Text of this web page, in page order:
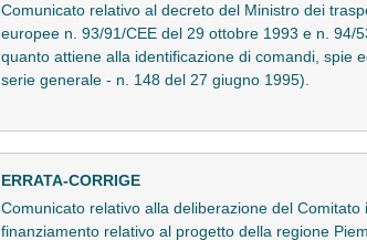
Comunicato relativo al decreto del Ministro dei
europee n. 93/91/CEE del 29 ottobre 1993 e n. 94/
quanto attiene alla identificazione di comandi, spie
serie generale - n. 148 del 27 giugno 1995).
ERRATA-CORRIGE
Comunicato relativo alla deliberazione del
finanziamento relativo al progetto della regione